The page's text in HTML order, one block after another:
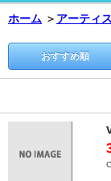
ホーム ＞ アーティ
おすすめ順